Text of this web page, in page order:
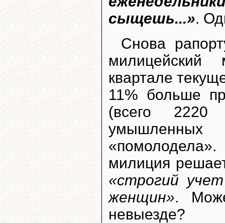
сыщешь...».
Снова
квартале
11% больше
(всего 2220
милиция
«строгий
женщин».
невыезде?